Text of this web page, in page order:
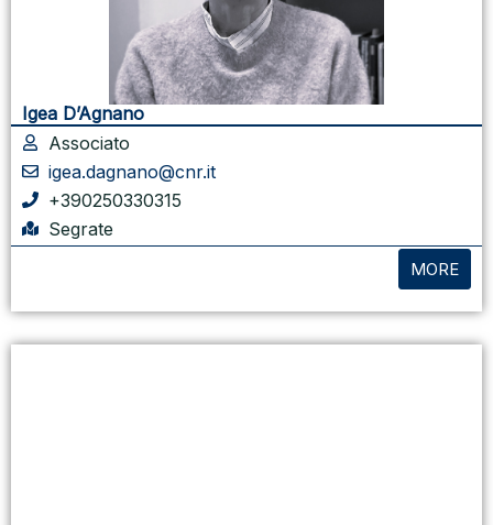
Igea D’Agnano
Associato
igea.dagnano@cnr.it
+390250330315
Segrate
MORE